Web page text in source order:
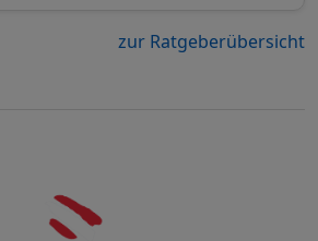
zur Ratgeberübersicht